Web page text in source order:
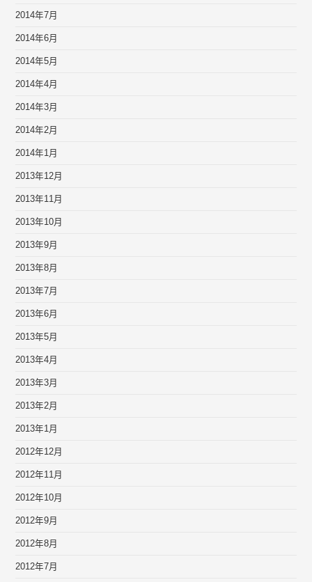
2014年7月
2014年6月
2014年5月
2014年4月
2014年3月
2014年2月
2014年1月
2013年12月
2013年11月
2013年10月
2013年9月
2013年8月
2013年7月
2013年6月
2013年5月
2013年4月
2013年3月
2013年2月
2013年1月
2012年12月
2012年11月
2012年10月
2012年9月
2012年8月
2012年7月